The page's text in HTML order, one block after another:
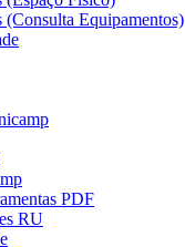
(Consulta Equipamentos)
PDF
RU